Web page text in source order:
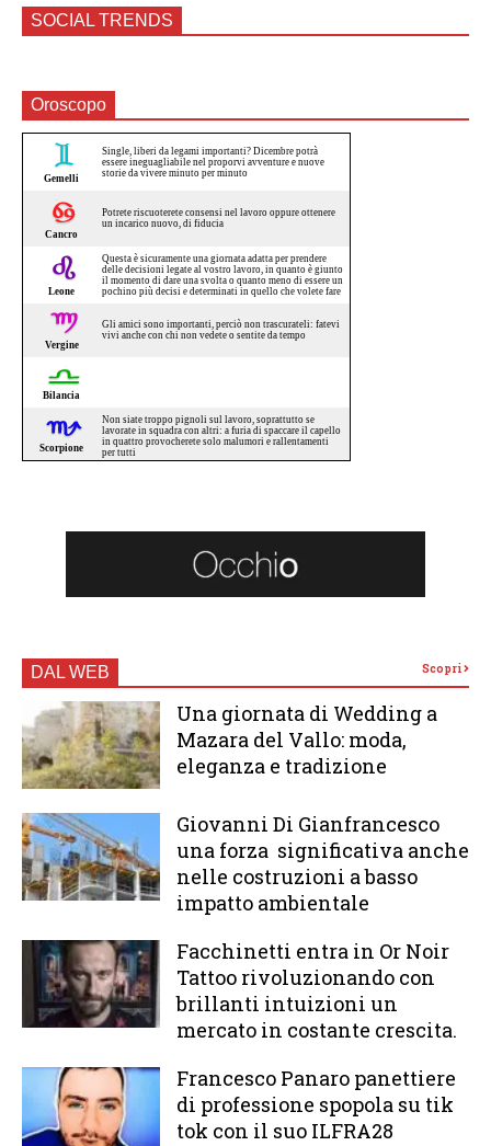
SOCIAL TRENDS
Oroscopo
DAL WEB Scopri
Una giornata di Wedding a
Mazara del Vallo: moda,
eleganza e tradizione
Giovanni Di Gianfrancesco
una forza significativa anche
nelle costruzioni a basso
impatto ambientale
Facchinetti entra in Or Noir
Tattoo rivoluzionando con
brillanti intuizioni un
mercato in costante crescita.
Francesco Panaro panettiere
di professione spopola su tik
tok con il suo ILFRA28